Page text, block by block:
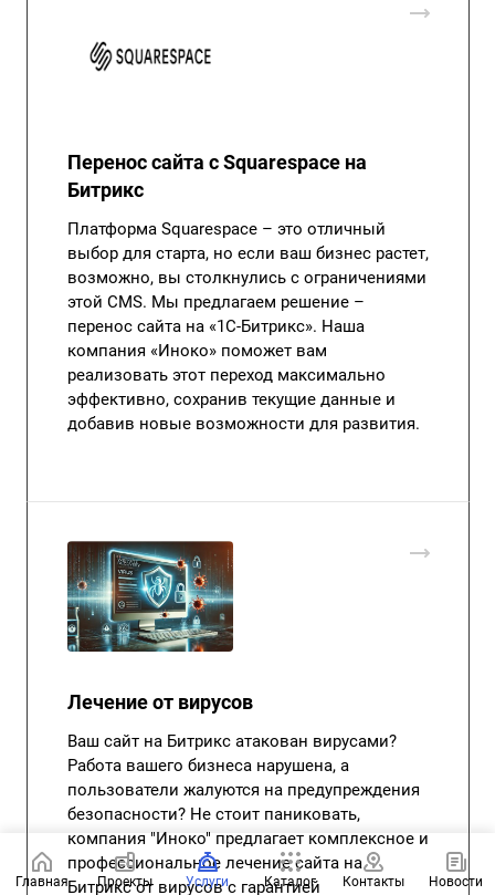
Перенос сайта с Squarespace на
Битрикс
Платформа Squarespace – это отличный
выбор для старта, но если ваш бизнес растет,
возможно, вы столкнулись с ограничениями
этой CMS. Мы предлагаем решение –
перенос сайта на «1С-Битрикс». Наша
компания «Иноко» поможет вам
реализовать этот переход максимально
эффективно, сохранив текущие данные и
добавив новые возможности для развития.
Лечение от вирусов
Ваш сайт на Битрикс атакован вирусами?
Работа вашего бизнеса нарушена, а
пользователи жалуются на предупреждения
безопасности? Не стоит паниковать,
компания "Иноко" предлагает комплексное и
профессиональное лечение сайта на
Битрикс от вирусов с гарантией
Главная Проекты Услуги Каталог Контакты Новости